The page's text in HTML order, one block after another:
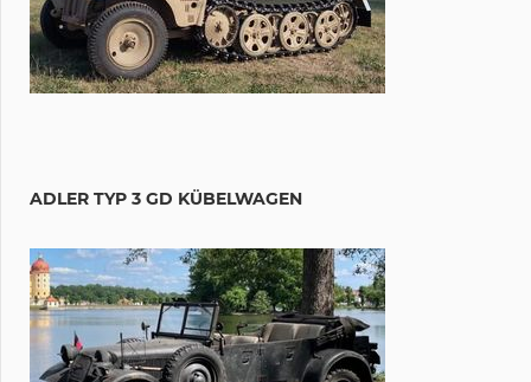
ADLER TYP 3 GD KÜBELWAGEN